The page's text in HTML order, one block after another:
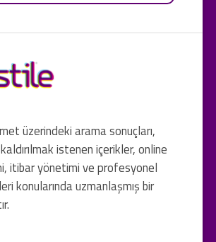
üzerindeki arama sonuçları,
istenen içerikler, online
itibar yönetimi ve profesyonel
konularında uzmanlaşmış bir